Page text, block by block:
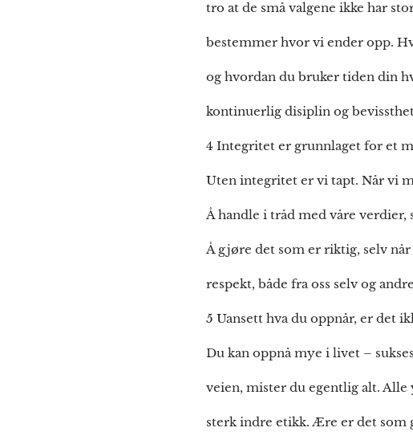
tro at de små valgene ikke har
bestemmer hvor vi ender opp.
og hvordan du bruker tiden din
kontinuerlig disiplin og
4 Integritet er grunnlaget for et
Uten integritet er vi tapt. Når vi
Å handle i tråd med våre
Å gjøre det som er riktig, selv
respekt, både fra oss selv og
5 Uansett hva du oppnår, er det
Du kan oppnå mye i livet –
veien, mister du egentlig alt.
sterk indre etikk. Ære er det som